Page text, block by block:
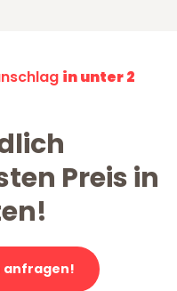
in unter 2
Preis in
anfragen!